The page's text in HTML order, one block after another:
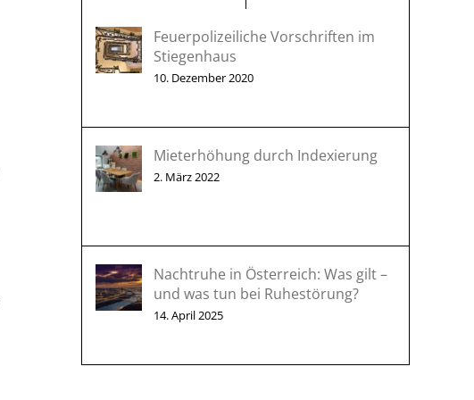
Feuerpolizeiliche Vorschriften im
Stiegenhaus
10. Dezember 2020
Mieterhöhung durch Indexierung
2. März 2022
Nachtruhe in Österreich: Was gilt –
und was tun bei Ruhestörung?
14. April 2025